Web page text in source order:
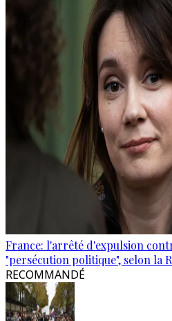
France: l'arrêté d'expulsion
"persécution politique", selon la
RECOMMANDÉ